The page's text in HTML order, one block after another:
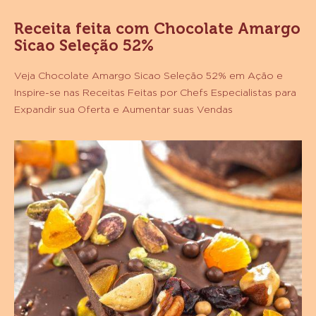
Receita feita com Chocolate Amargo
Sicao Seleção 52%
Veja Chocolate Amargo Sicao Seleção 52% em Ação e
Inspire-se nas Receitas Feitas por Chefs Especialistas para
Expandir sua Oferta e Aumentar suas Vendas
Lascas
de
Chocolate
52%